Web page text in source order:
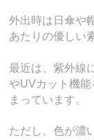
外出時は日傘や
あたりの優しい
最近は、紫外線
やUVカット機
まっています。
ただし、色が濃